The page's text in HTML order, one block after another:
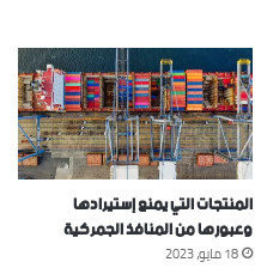
المنتجات التي يمنع إستيرادها
وعبورها من المنافذ الجمركية
18 مايو، 2023